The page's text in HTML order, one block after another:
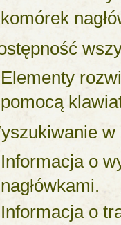
komórek
Elementy
pomocą
w
Informacja o
nagłówkami.
Informacja o